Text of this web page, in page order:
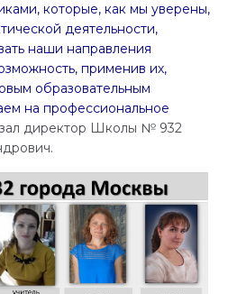
которые, как мы уверены,
деятельности,
наши направления
применив их,
образовательным
на профессиональное
директор Школы № 932